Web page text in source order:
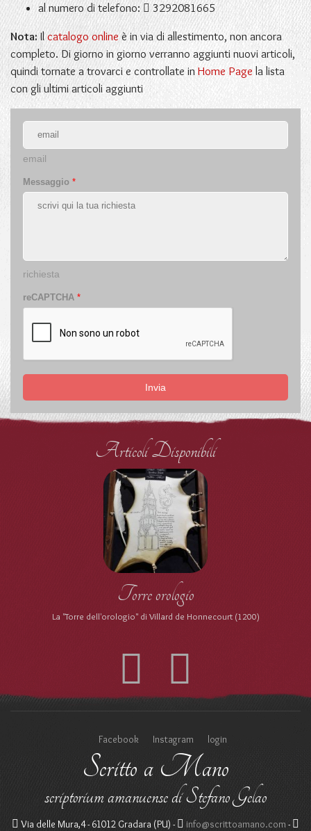
al numero di telefono:
3292081665
Nota:Il catalogo onlineè in via di allestimento, non ancora
completo. Di giorno in giorno verranno aggiunti nuovi articoli,
quindi tornate a trovarci e controllate in Home Page la lista
con gli ultimi articoli aggiunti
email
Messaggio *
richiesta
reCAPTCHA *
Invia
Articoli Disponibili
Danza macabra
"Io sont la morte che porto corona". La danza macabra di Pinzolo.
Facebook Instagram login
Scritto a Mano
scriptorium amanuense di Stefano Gelao
Via delle Mura,4 - 61012 Gradara (PU) - info@scrittoamano.com -